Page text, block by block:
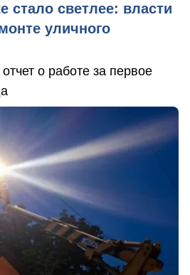
стало светлее: власти
уличного
о работе за первое